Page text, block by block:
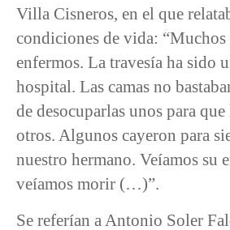
Villa Cisneros, en el que
condiciones de vida: “Muchos
enfermos. La travesía ha sido
hospital. Las camas no
de desocuparlas unos para que
otros. Algunos cayeron para
nuestro hermano. Veíamos su
veíamos morir (…)”.
Se referían a Antonio Soler